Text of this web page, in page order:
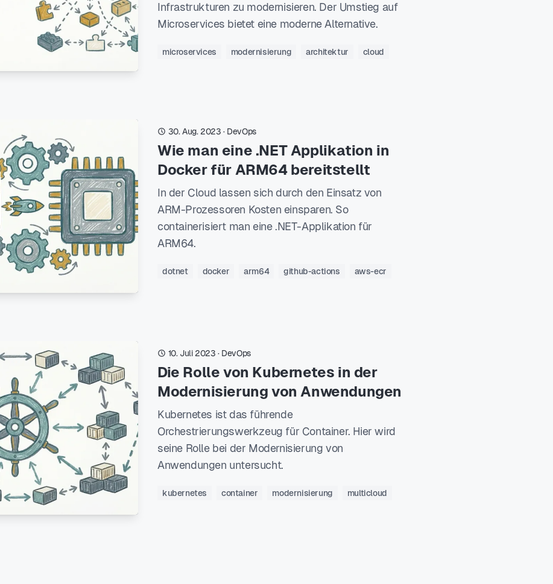
Infrastrukturen zu modernisieren. Der Umstieg auf
Microservices bietet eine moderne Alternative.
microservices modernisierung architektur cloud
30. Aug. 2023 · DevOps
Wie man eine .NET Applikation in
Docker für ARM64 bereitstellt
In der Cloud lassen sich durch den Einsatz von
ARM-Prozessoren Kosten einsparen. So
containerisiert man eine .NET-Applikation für
ARM64.
dotnet docker arm64 github-actions aws-ecr
10. Juli 2023 · DevOps
Die Rolle von Kubernetes in der
Modernisierung von Anwendungen
Kubernetes ist das führende
Orchestrierungswerkzeug für Container. Hier wird
seine Rolle bei der Modernisierung von
Anwendungen untersucht.
kubernetes container modernisierung multicloud